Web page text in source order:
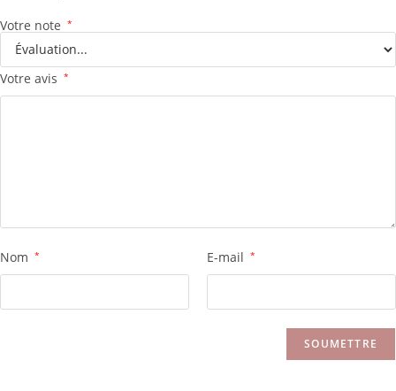
Votre note *
Votre avis *
Nom * E-mail *